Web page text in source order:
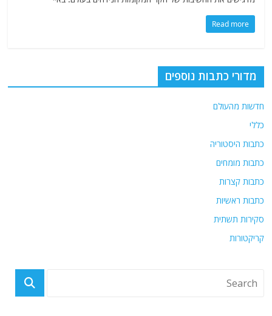
Read more
מדורי כתבות נוספים
חדשות מהעולם
כללי
כתבות היסטוריה
כתבות מומחים
כתבות קצרות
כתבות ראשיות
סקירות תשתית
קריקטורות